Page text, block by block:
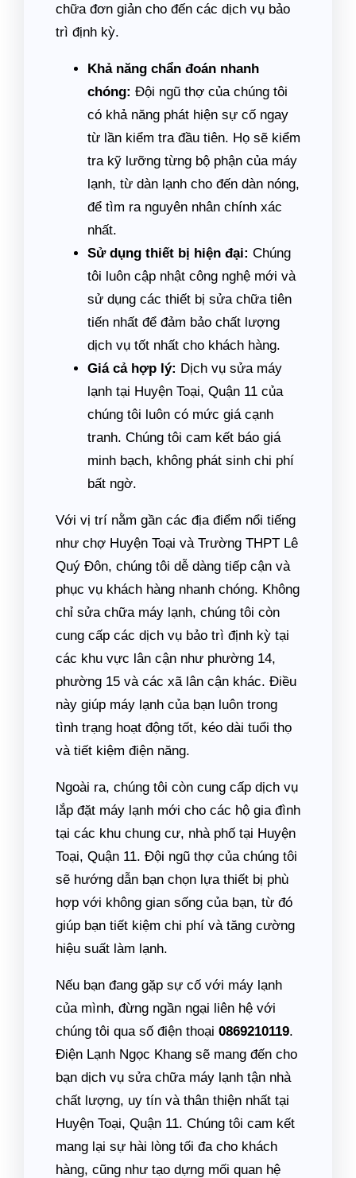
chữa đơn giản cho đến các dịch vụ bảo
trì định kỳ.
Khả năng chẩn đoán nhanh
chóng: Đội ngũ thợ của chúng tôi
có khả năng phát hiện sự cố ngay
từ lần kiểm tra đầu tiên. Họ sẽ kiểm
tra kỹ lưỡng từng bộ phận của máy
lạnh, từ dàn lạnh cho đến dàn nóng,
để tìm ra nguyên nhân chính xác
nhất.
Sử dụng thiết bị hiện đại: Chúng
tôi luôn cập nhật công nghệ mới và
sử dụng các thiết bị sửa chữa tiên
tiến nhất để đảm bảo chất lượng
dịch vụ tốt nhất cho khách hàng.
Giá cả hợp lý: Dịch vụ sửa máy
lạnh tại Huyện Toại, Quận 11 của
chúng tôi luôn có mức giá cạnh
tranh. Chúng tôi cam kết báo giá
minh bạch, không phát sinh chi phí
bất ngờ.
Với vị trí nằm gần các địa điểm nổi tiếng
như chợ Huyện Toại và Trường THPT Lê
Quý Đôn, chúng tôi dễ dàng tiếp cận và
phục vụ khách hàng nhanh chóng. Không
chỉ sửa chữa máy lạnh, chúng tôi còn
cung cấp các dịch vụ bảo trì định kỳ tại
các khu vực lân cận như phường 14,
phường 15 và các xã lân cận khác. Điều
này giúp máy lạnh của bạn luôn trong
tình trạng hoạt động tốt, kéo dài tuổi thọ
và tiết kiệm điện năng.
Ngoài ra, chúng tôi còn cung cấp dịch vụ
lắp đặt máy lạnh mới cho các hộ gia đình
tại các khu chung cư, nhà phố tại Huyện
Toại, Quận 11. Đội ngũ thợ của chúng tôi
sẽ hướng dẫn bạn chọn lựa thiết bị phù
hợp với không gian sống của bạn, từ đó
giúp bạn tiết kiệm chi phí và tăng cường
hiệu suất làm lạnh.
Nếu bạn đang gặp sự cố với máy lạnh
của mình, đừng ngần ngại liên hệ với
chúng tôi qua số điện thoại 0869210119.
Điện Lạnh Ngọc Khang sẽ mang đến cho
bạn dịch vụ sửa chữa máy lạnh tận nhà
chất lượng, uy tín và thân thiện nhất tại
Huyện Toại, Quận 11. Chúng tôi cam kết
mang lại sự hài lòng tối đa cho khách
hàng, cũng như tạo dựng mối quan hệ